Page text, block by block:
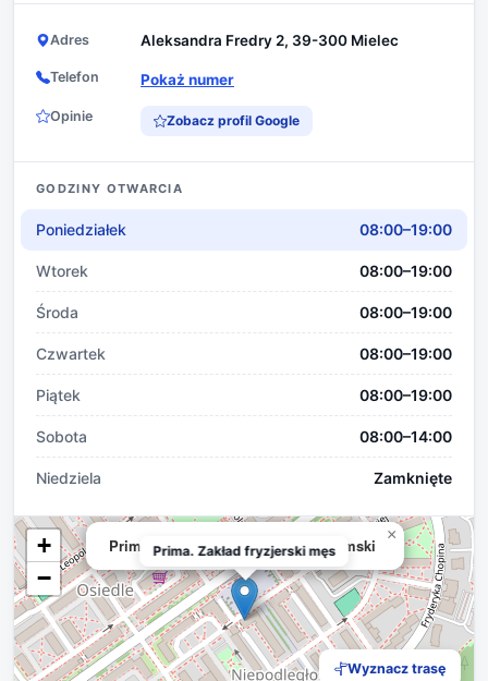
Adres Aleksandra Fredry 2, 39-300 Mielec
Telefon Pokaż numer
Opinie Zobacz profil Google
GODZINY OTWARCIA
Poniedziałek 08:00–19:00
Wtorek 08:00–19:00
Środa 08:00–19:00
Czwartek 08:00–19:00
Piątek 08:00–19:00
Sobota 08:00–14:00
Niedziela Zamknięte
Prima. Zakład fryzjerski męski i damski
×
+
−
Prima. Zakład fryzjerski męs
Wyznacz trasę